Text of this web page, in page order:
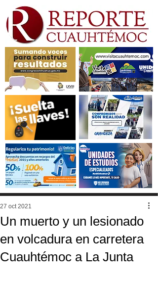
Un muerto y un lesionado
en volcadura en carretera
Cuauhtémoc a La Junta
27 oct 2021